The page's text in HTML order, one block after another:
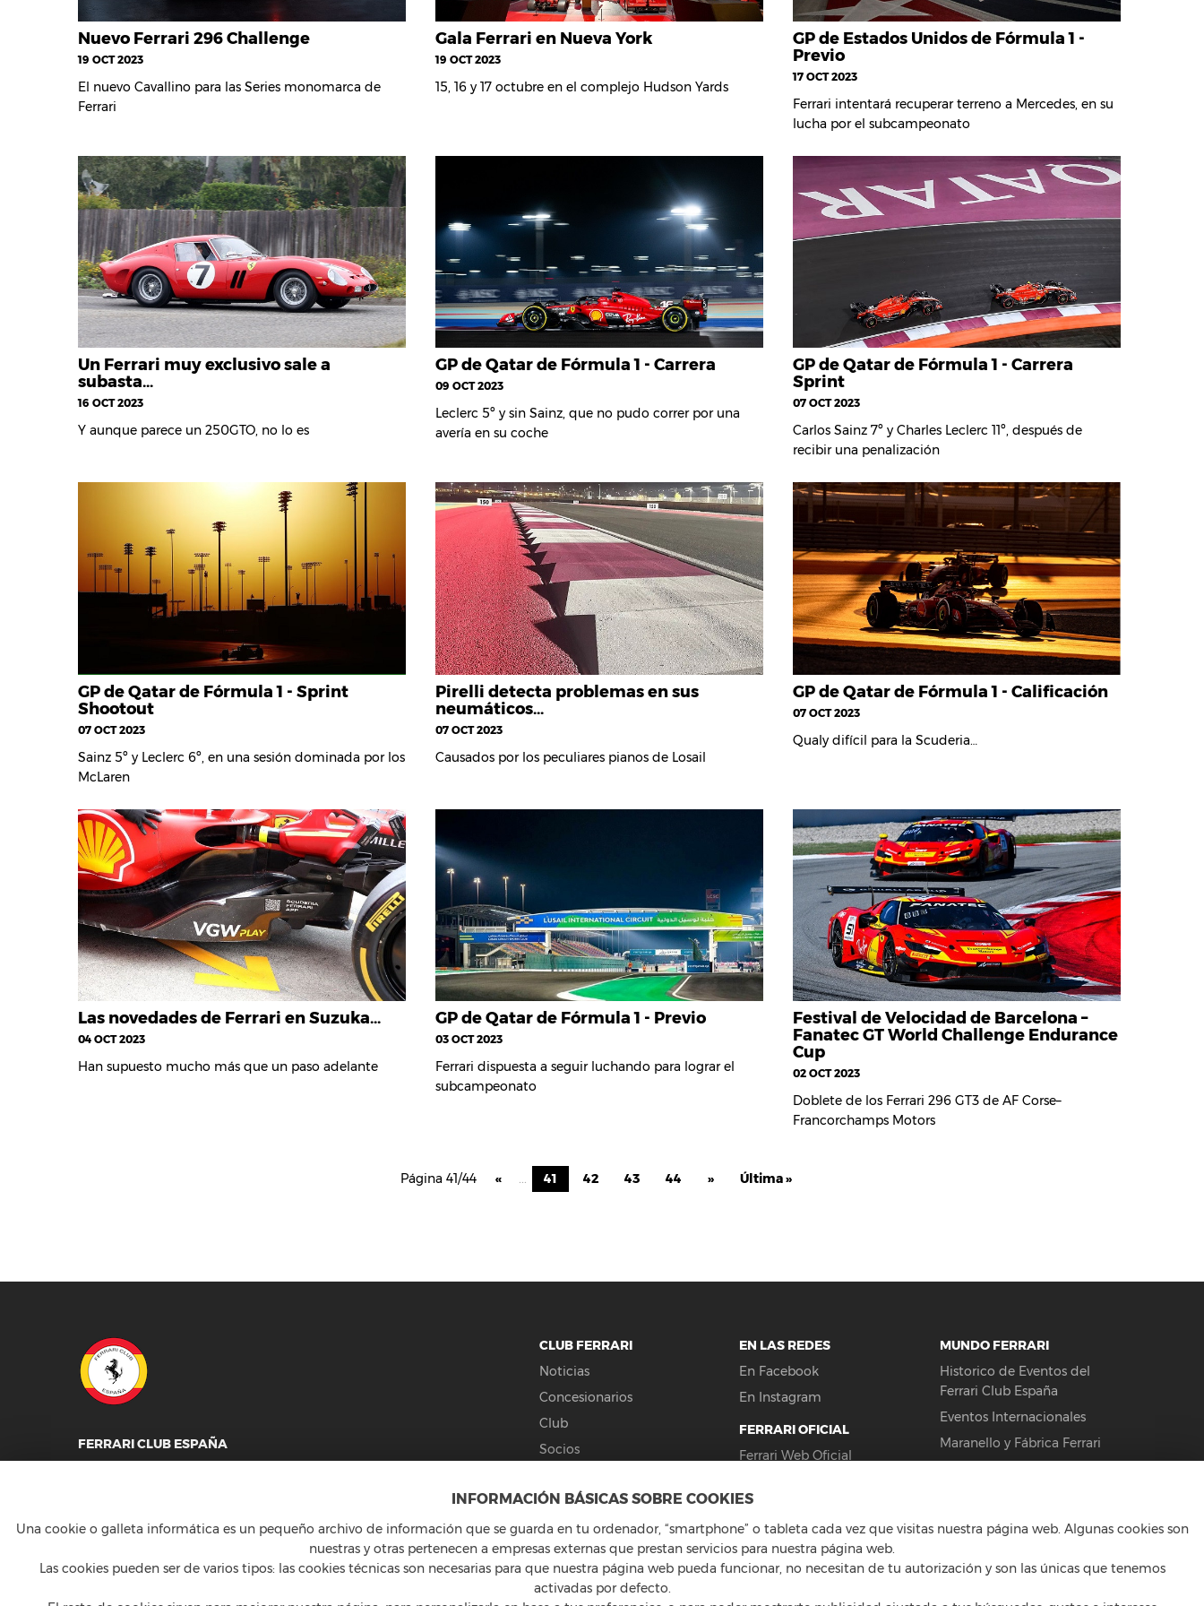
Nuevo Ferrari 296 Challenge
19 OCT 2023
El nuevo Cavallino para las Series monomarca de
Ferrari
Gala Ferrari en Nueva York
19 OCT 2023
15, 16 y 17 octubre en el complejo Hudson Yards
GP de Estados Unidos de Fórmula 1 -
Previo
17 OCT 2023
Ferrari intentará recuperar terreno a Mercedes, en su
lucha por el subcampeonato
Un Ferrari muy exclusivo sale a
subasta…
16 OCT 2023
Y aunque parece un 250GTO, no lo es
GP de Qatar de Fórmula 1 - Carrera
09 OCT 2023
Leclerc 5º y sin Sainz, que no pudo correr por una
avería en su coche
GP de Qatar de Fórmula 1 - Carrera
Sprint
07 OCT 2023
Carlos Sainz 7º y Charles Leclerc 11º, después de
recibir una penalización
GP de Qatar de Fórmula 1 - Sprint
Shootout
07 OCT 2023
Sainz 5º y Leclerc 6º, en una sesión dominada por los
McLaren
Pirelli detecta problemas en sus
neumáticos…
07 OCT 2023
Causados por los peculiares pianos de Losail
GP de Qatar de Fórmula 1 - Calificación
07 OCT 2023
Qualy difícil para la Scuderia…
Las novedades de Ferrari en Suzuka…
04 OCT 2023
Han supuesto mucho más que un paso adelante
GP de Qatar de Fórmula 1 - Previo
03 OCT 2023
Ferrari dispuesta a seguir luchando para lograr el
subcampeonato
Festival de Velocidad de Barcelona –
Fanatec GT World Challenge Endurance
Cup
02 OCT 2023
Doblete de los Ferrari 296 GT3 de AF Corse–
Francorchamps Motors
Página 41/44 « ... 41 42 43 44 » Última »
FERRARI CLUB ESPAÑA
HLunes a jueves de 9:00 a 17:30h, viernes de 9:00 a 15:00h.
CLUB FERRARI
Noticias
Concesionarios
Club
Socios
EN LAS REDES
En Facebook
En Instagram
FERRARI OFICIAL
Ferrari Web Oficial
Ferrari Corse Clienti
Competizioni GT
Ferrari Sports Team
MUNDO FERRARI
Historico de Eventos del
Ferrari Club España
Eventos Internacionales
Maranello y Fábrica Ferrari
Galería de Arte Ferrari
Ferrari Land Port Aventura
Ferrari Word Abu Dhabi
INFORMACIÓN BÁSICAS SOBRE COOKIES
Una cookie o galleta informática es un pequeño archivo de información que se guarda en tu ordenador, “smartphone” o tableta cada vez que visitas nuestra página web. Algunas cookies son
nuestras y otras pertenecen a empresas externas que prestan servicios para nuestra página web.
Las cookies pueden ser de varios tipos: las cookies técnicas son necesarias para que nuestra página web pueda funcionar, no necesitan de tu autorización y son las únicas que tenemos
activadas por defecto.